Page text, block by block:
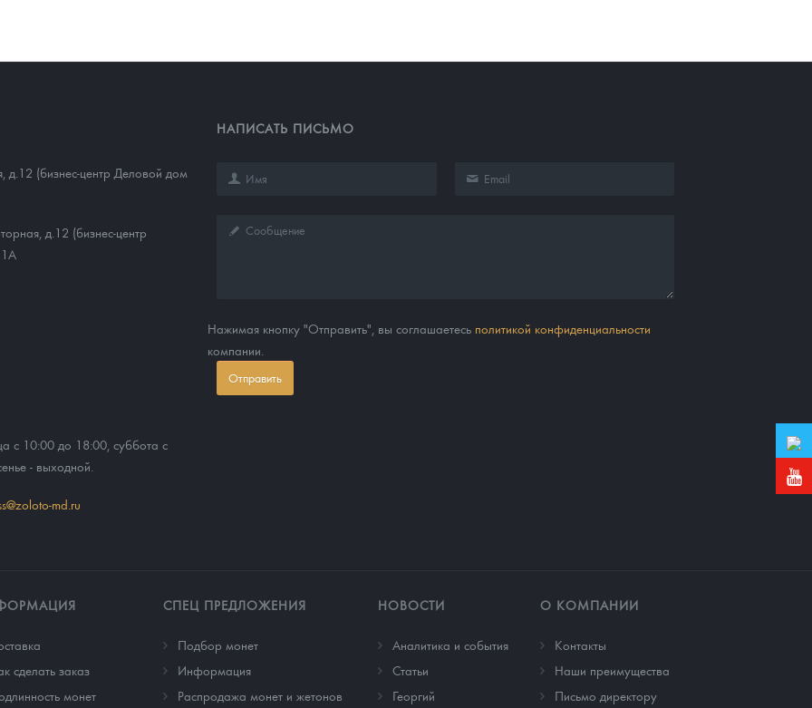
д.12 (бизнес-центр Деловой дом
д.12 (бизнес-центр
с 10:00 до 18:00, суббота с
- выходной.
md.ru
НАПИСАТЬ ПИСЬМО
Нажимая кнопку "Отправить", вы соглашаетесь политикой конфиденциальности
компании.
Отправить
сделать заказ
монет
СПЕЦ ПРЕДЛОЖЕНИЯ
Подбор монет
Информация
Распродажа монет и жетонов
НОВОСТИ
Аналитика и события
Cтатьи
Георгий
О КОМПАНИИ
Контакты
Наши преимущества
Письмо директору